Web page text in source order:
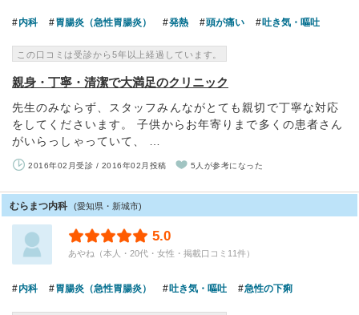
内科 胃腸炎（急性胃腸炎） 発熱 頭が痛い 吐き気・嘔吐
この口コミは受診から5年以上経過しています。
親身・丁寧・清潔で大満足のクリニック
先生のみならず、スタッフみんながとても親切で丁寧な対応
をしてくださいます。 子供からお年寄りまで多くの患者さん
がいらっしゃっていて、 …
2016年02月受診 / 2016年02月投稿 5人が参考になった
むらまつ内科 (愛知県・新城市)
5.0
あやね（本人・20代・女性・掲載口コミ11件）
内科 胃腸炎（急性胃腸炎） 吐き気・嘔吐 急性の下痢